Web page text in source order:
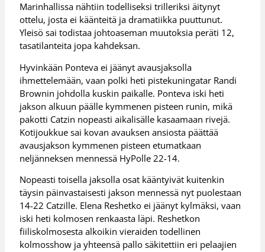
Marinhallissa nähtiin todelliseksi trilleriksi äitynyt
ottelu, josta ei käänteitä ja dramatiikka puuttunut.
Yleisö sai todistaa johtoaseman muutoksia peräti 12,
tasatilanteita jopa kahdeksan.
Hyvinkään Ponteva ei jäänyt avausjaksolla
ihmettelemään, vaan polki heti pistekuningatar Randi
Brownin johdolla kuskin paikalle. Ponteva iski heti
jakson alkuun päälle kymmenen pisteen runin, mikä
pakotti Catzin nopeasti aikalisälle kasaamaan rivejä.
Kotijoukkue sai kovan avauksen ansiosta päättää
avausjakson kymmenen pisteen etumatkaan
neljänneksen mennessä HyPolle 22-14.
Nopeasti toisella jaksolla osat kääntyivät kuitenkin
täysin päinvastaisesti jakson mennessä nyt puolestaan
14-22 Catzille. Elena Reshetko ei jäänyt kylmäksi, vaan
iski heti kolmosen renkaasta läpi. Reshetkon
fiiliskolmosesta alkoikin vieraiden todellinen
kolmosshow ja yhteensä pallo säkitettiin eri pelaajien